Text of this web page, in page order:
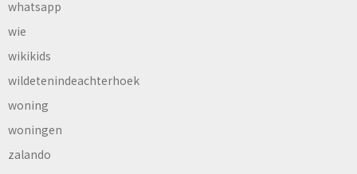
whatsapp
wie
wikikids
wildetenindeachterhoek
woning
woningen
zalando